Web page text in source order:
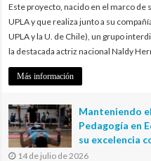
Este proyecto, nacido en el marco de
UPLA y que realiza junto a su
UPLA y la U. de Chile), un grupo
la destacada actriz nacional Naldy
Más información
Manteniendo
Pedagogía en
su excelencia
14 de julio de 2026